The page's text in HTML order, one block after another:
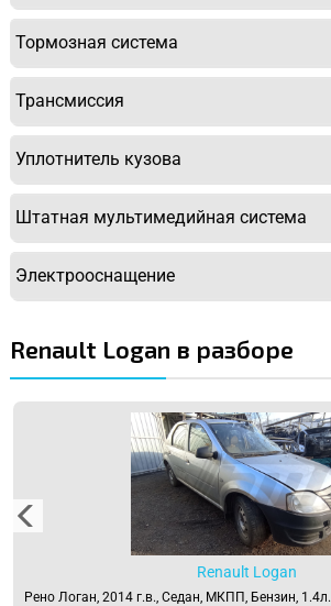
Тормозная система
Трансмиссия
Уплотнитель кузова
Штатная мультимедийная система
Электрооснащение
Renault Logan в разборе
Renault Logan
Рено Логан, 2014 г.в., Седан, МКПП, Бензин, 1.4л.